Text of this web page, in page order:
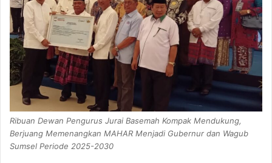
Ribuan Dewan Pengurus Jurai Basemah Kompak Mendukung,
Berjuang Memenangkan MAHAR Menjadi Gubernur dan Wagub
Sumsel Periode 2025-2030